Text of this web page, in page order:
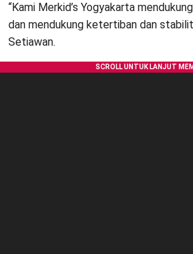
“Kami Merkid’s Yogyakarta
dan mendukung ketertiban dan
Setiawan.